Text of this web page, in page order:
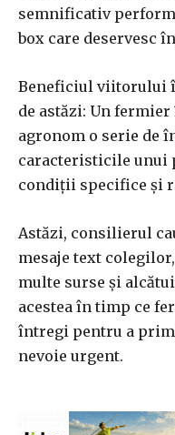
semnificativ
box care deservesc
Beneficiul viitorului
de astăzi: Un
agronom o serie de
caracteristicile unui
condiții specifice și
Astăzi, consilierul
mesaje text
multe surse și
acestea în timp ce
întregi pentru a
nevoie urgent.